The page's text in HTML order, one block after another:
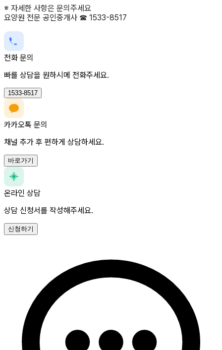
※ 자세한 사항은 문의주세요
요양원 전문 공인중개사 ☎ 1533-8517
전화 문의
빠를 상담을 원하시메 전화주세요.
1533-8517
카카오톡 문의
채널 추가 후 편하게 상담하세요.
바로가기
온라인 상담
상담 신청서를 작성해주세요.
신청하기